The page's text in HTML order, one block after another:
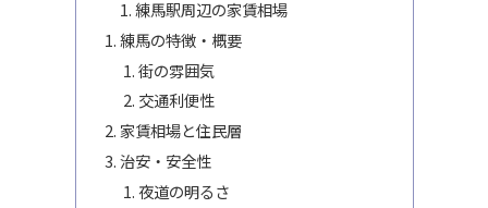
練馬駅周辺の家賃相場
練馬の特徴・概要
街の雰囲気
交通利便性
家賃相場と住民層
治安・安全性
夜道の明るさ